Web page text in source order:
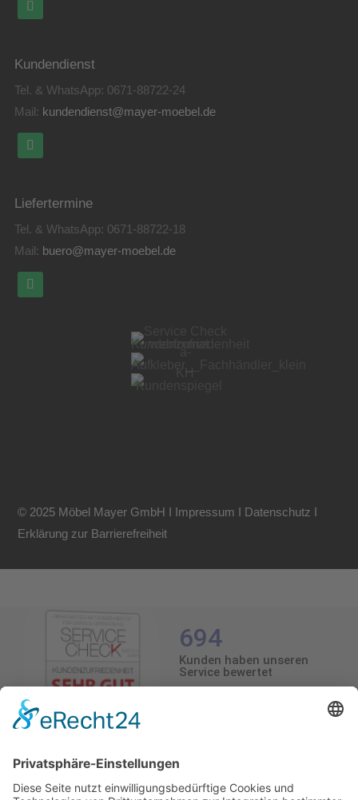
Kundendienst
Tel. & WhatsApp: 0671-88722-24
Mail: kundendienst@mayer-moebel.de
Liefertermine
Tel. & WhatsApp: 0671-88722-18
Mail: buero@mayer-moebel.de
© 2025 Möbel Mayer GmbH I Impressum I Datenschutz I
Erklärung zur Barrierefreiheit
4.5/5.0
694
Kunden haben unseren
Service bewertet